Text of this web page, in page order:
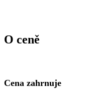
O ceně
Cena zahrnuje